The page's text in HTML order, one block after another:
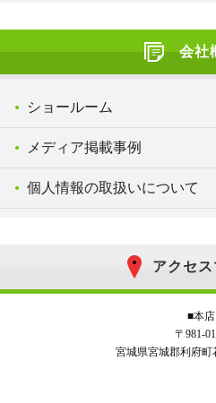
会社
ショールーム
メディア掲載事例
個人情報の取扱いについて
アクセ
■本店
〒981-
宮城県宮城郡利府町